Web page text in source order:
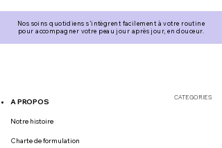
Nos soins quotidiens s’intègrent facilement à votre routine
pour accompagner votre peau jour après jour, en douceur.
A PROPOS
Notre histoire
Charte de formulation
CATEGORIES